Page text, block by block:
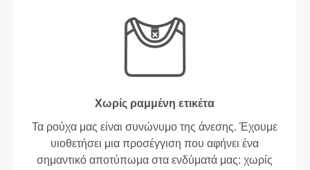
Χωρίς ραμμένη ετικέτα
Τα ρούχα μας είναι συνώνυμο της άνεσης. Έχουμε
υιοθετήσει μια προσέγγιση που αφήνει ένα
σημαντικό αποτύπωμα στα ενδύματά μας: χωρίς